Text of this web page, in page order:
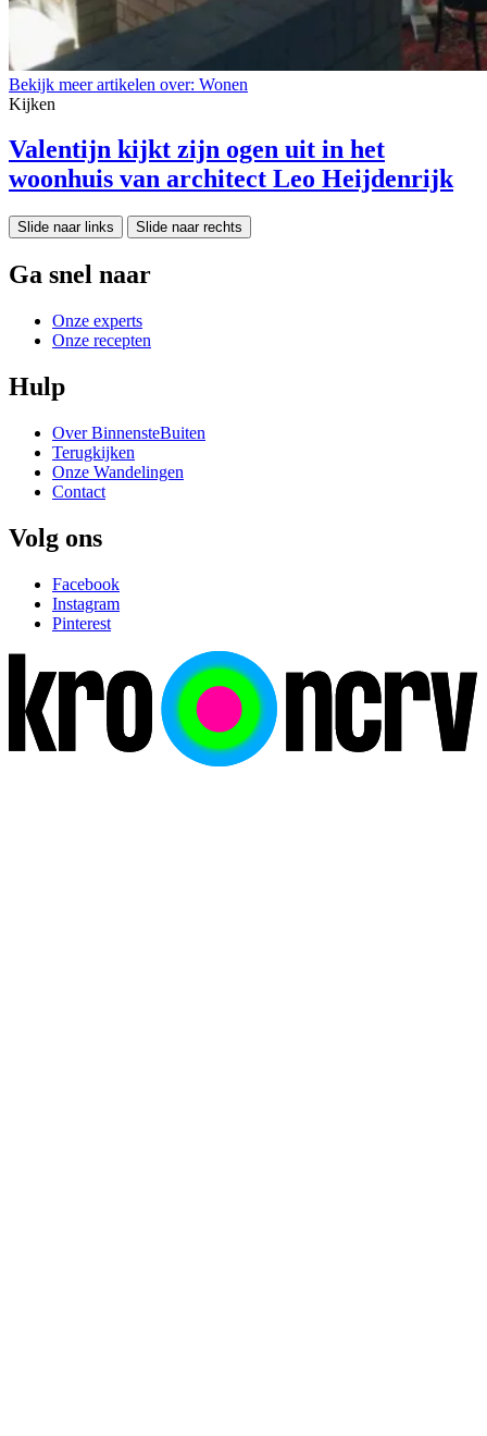
Bekijk meer artikelen over: Wonen
Kijken
Valentijn kijkt zijn ogen uit in het
woonhuis van architect Leo Heijdenrijk
Slide naar links Slide naar rechts
Ga snel naar
Onze experts
Onze recepten
Hulp
Over BinnensteBuiten
Terugkijken
Onze Wandelingen
Contact
Volg ons
Facebook
Instagram
Pinterest